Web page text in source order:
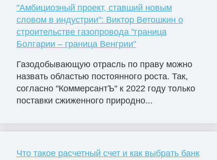
"Амбициозный проект, ставший новым
словом в индустрии": Виктор Ветошкин о
строительстве газопровода "граница
Болгарии – граница Венгрии"
Газодобывающую отрасль по праву можно
назвать областью постоянного роста. Так,
согласно "КоммерсантЪ" к 2022 году только
поставки сжиженного природно...
Что такое расчетный счет и как выбрать банк